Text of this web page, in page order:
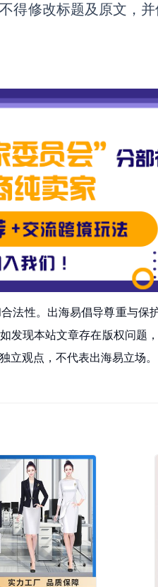
得修改标题及原文，
法性。出海易倡导尊重与保
发现本站文章存在版权问题
立观点，不代表出海易立场。